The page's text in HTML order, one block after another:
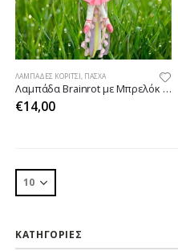
ΛΑΜΠΆΔΕΣ ΚΟΡΊΤΣΙ, ΠΆΣΧΑ
Λαμπάδα Brainrot με Μπρελόκ 18εκ Ballarina Cappuccina
€14,00
ΚΑΤΗΓΟΡΙΕΣ